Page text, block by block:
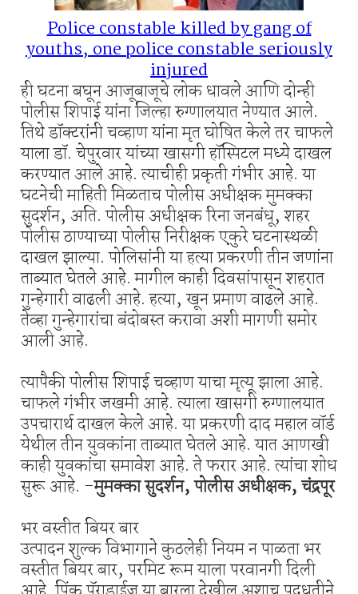
Police constable killed by gang of
youths, one police constable seriously
injured
ही घटना बघून आजूबाजूचे लोक धावले आणि दोन्ही
पोलीस शिपाई यांना जिल्हा रुग्णालयात नेण्यात आले.
तिथे डॉक्टरांनी चव्हाण यांना मृत घोषित केले तर चाफले
याला डॉ. चेपुरवार यांच्या खासगी हॉस्पिटल मध्ये दाखल
करण्यात आले आहे. त्याचीही प्रकृती गंभीर आहे. या
घटनेची माहिती मिळताच पोलीस अधीक्षक मुमक्का
सुदर्शन, अति. पोलीस अधीक्षक रिना जनबंधू, शहर
पोलीस ठाण्याच्या पोलीस निरीक्षक एकुरे घटनास्थळी
दाखल झाल्या. पोलिसांनी या हत्या प्रकरणी तीन जणांना
ताब्यात घेतले आहे. मागील काही दिवसांपासून शहरात
गुन्हेगारी वाढली आहे. हत्या, खून प्रमाण वाढले आहे.
तेव्हा गुन्हेगारांचा बंदोबस्त करावा अशी मागणी समोर
आली आहे.
त्यापैकी पोलीस शिपाई चव्हाण याचा मृत्यू झाला आहे.
चाफले गंभीर जखमी आहे. त्याला खासगी रुग्णालयात
उपचारार्थ दाखल केले आहे. या प्रकरणी दाद महाल वॉर्ड
येथील तीन युवकांना ताब्यात घेतले आहे. यात आणखी
काही युवकांचा समावेश आहे. ते फरार आहे. त्यांचा शोध
सुरू आहे. -मुमक्का सुदर्शन, पोलीस अधीक्षक, चंद्रपूर
भर वस्तीत बियर बार
उत्पादन शुल्क विभागाने कुठलेही नियम न पाळता भर
वस्तीत बियर बार, परमिट रूम याला परवानगी दिली